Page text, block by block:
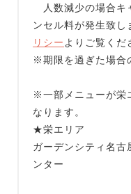
人数減少の場合キ
ンセル料が発生致し
リシーよりご覧くだ
※期限を過ぎた場合
※一部メニューが栄
なります。
★栄エリア
ガーデンシティ名古
ンター